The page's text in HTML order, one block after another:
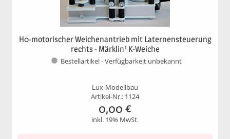
H0-motorischer Weichenantrieb mit Laternensteuerung
rechts - Märklin¹ K-Weiche
Bestellartikel - Verfügbarkeit unbekannt
Lux-Modellbau
Artikel-Nr.: 1124
0,00 €
inkl. 19% MwSt.